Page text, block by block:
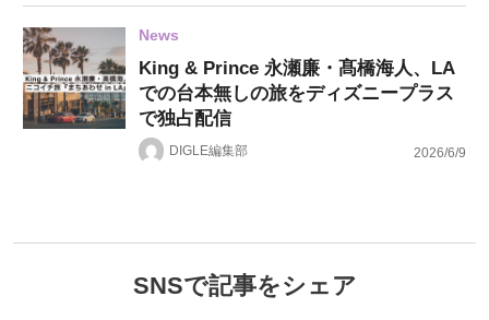
News
King & Prince 永瀬廉・髙橋海人、LA
での台本無しの旅をディズニープラス
で独占配信
DIGLE編集部 2026/6/9
SNSで記事をシェア